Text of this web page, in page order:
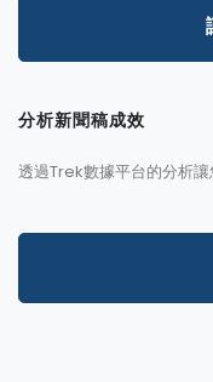
分析新聞稿成效
透過Trek數據平台的分析